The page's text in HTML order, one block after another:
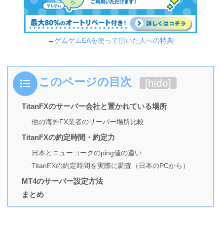
→ゲムゲムEAを使って頂いた人への特典
このページの目次 [hide]
TitanFXのサーバー会社と置かれている場所
他の海外FX業者のサーバー場所比較
TitanFXの約定時間・約定力
日本とニューヨークのping値の違い
TitanFXの約定時間を実際に調査（日本のPCから）
MT4のサーバー設定方法
まとめ